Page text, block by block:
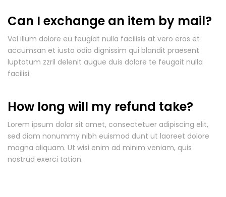
Can I exchange an item by mail?
Vel illum dolore eu feugiat nulla facilisis at vero eros et
accumsan et iusto odio dignissim qui blandit praesent
luptatum zzril delenit augue duis dolore te feugait nulla
facilisi.
How long will my refund take?
Lorem ipsum dolor sit amet, consectetuer adipiscing elit,
sed diam nonummy nibh euismod dunt ut laoreet dolore
magna aliquam. Ut wisi enim ad minim veniam, quis
nostrud exerci tation.